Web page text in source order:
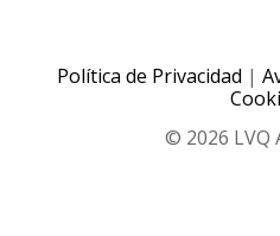
Política de Privacidad |
© 2026 LVQ